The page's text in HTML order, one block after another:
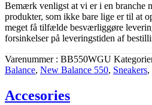
Bemærk venligst at vi er i en branche
produkter, som ikke bare lige er til at
meget få tilfælde besværliggøre
forsinkelser på leveringstiden af
Varenummer BB550WGU
Balance, New Balance 550, Sneakers,
Accesories